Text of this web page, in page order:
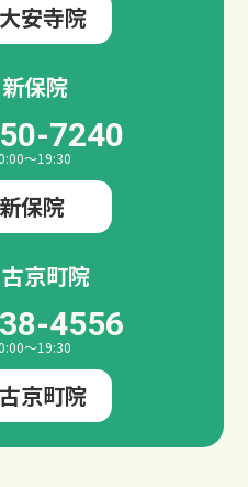
大安寺院
新保院
7240
～19:30
新保院
古京町院
4556
～19:30
古京町院